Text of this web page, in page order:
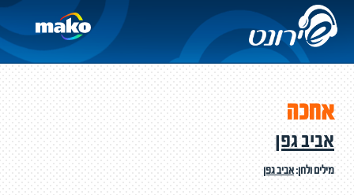
אחכה
אביב גפן
מילים ולחן:אביב גפן